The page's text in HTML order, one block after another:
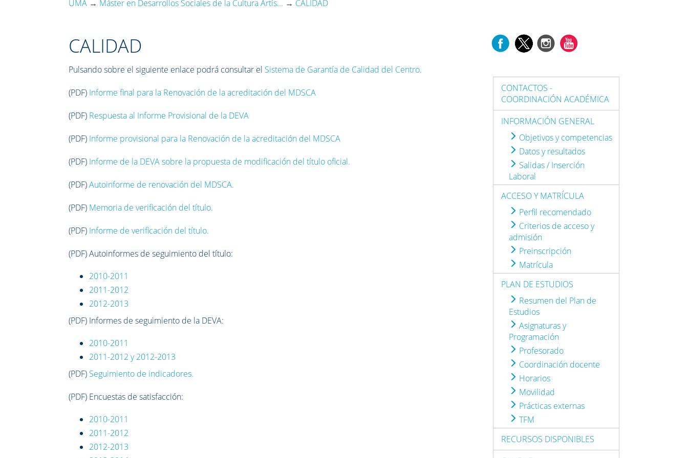
UMA → Máster en Desarrollos Sociales de la Cultura Artís... → CALIDAD
CALIDAD
Pulsando sobre el siguiente enlace podrá consultar el Sistema de Garantía de Calidad del Centro.
(PDF) Informe final para la Renovación de la acreditación del MDSCA
(PDF) Respuesta al Informe Provisional de la DEVA
(PDF) Informe provisional para la Renovación de la acreditación del MDSCA
(PDF) Informe de la DEVA sobre la propuesta de modificación del título oficial.
(PDF)Autoinforme de renovación del MDSCA.
(PDF) Memoria de verificación del título.
(PDF) Informe de verificación del título.
(PDF)Autoinformes de seguimiento del título:
2010-2011
2011-2012
2012-2013
(PDF) Informes de seguimiento de la DEVA:
2010-2011
2011-2012 y 2012-2013
(PDF) Seguimiento de indicadores.
(PDF) Encuestas de satisfacción:
2010-2011
2011-2012
2012-2013
CONTACTOS -
COORDINACIÓN ACADÉMICA
INFORMACIÓN GENERAL
Objetivos y competencias
Datos y resultados
Salidas / Inserción
Laboral
ACCESO Y MATRÍCULA
Perfil recomendado
Criterios de acceso y
admisión
Preinscripción
Matrícula
PLAN DE ESTUDIOS
Resumen del Plan de
Estudios
Asignaturas y
Programación
Profesorado
Coordinación docente
Horarios
Movilidad
Prácticas externas
TFM
RECURSOS DISPONIBLES